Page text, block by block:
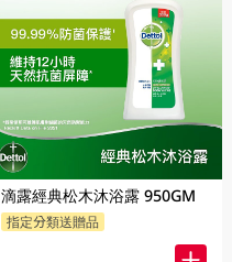
滴露經典松木沐浴露 950GM
指定分類送贈品